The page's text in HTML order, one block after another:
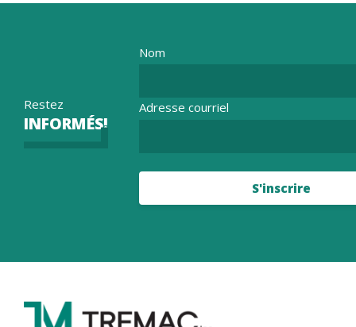
Restez
INFORMÉS!
Nom
Adresse courriel
S'inscrire